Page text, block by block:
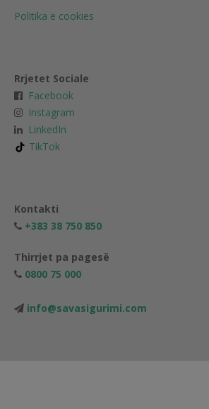
Politika e cookies
Rrjetet Sociale
Facebook
Instagram
LinkedIn
TikTok
Kontakti
+383 38 750 850
Thirrjet pa pagesë
0800 75 000
info@savasigurimi.com